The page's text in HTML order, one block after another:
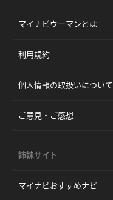
マイナビウーマンとは
利用規約
個人情報の取扱いについて
ご意見・ご感想
姉妹サイト
マイナビおすすめナビ